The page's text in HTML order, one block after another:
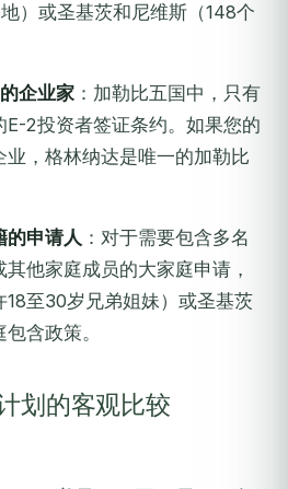
）或圣基茨和尼维斯（148个
企业家 ：加勒比五国中，只有
2投资者签证条约。如果您的
业，格林纳达是唯一的加勒比
的申请人 ：对于需要包含多名
他家庭成员的大家庭申请，
至30岁兄弟姐妹）或圣基茨
含政策。
划的客观比较